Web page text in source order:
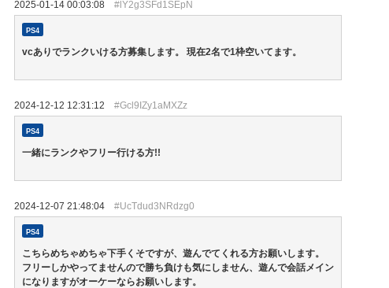
2025-01-14 00:03:08 #lY2g3SFd1SEpN
PS4
vcありでランクいける方募集します。 現在2名で1枠空いてます。
2024-12-12 12:31:12 #Gcl9IZy1aMXZz
PS4
一緒にランクやフリー行ける方!!
2024-12-07 21:48:04 #UcTdud3NRdzg0
PS4
こちらめちゃめちゃ下手くそですが、遊んでてくれる方お願いします。
フリーしかやってませんので勝ち負けも気にしません、遊んで会話メイン
になりますがオーケーならお願いします。